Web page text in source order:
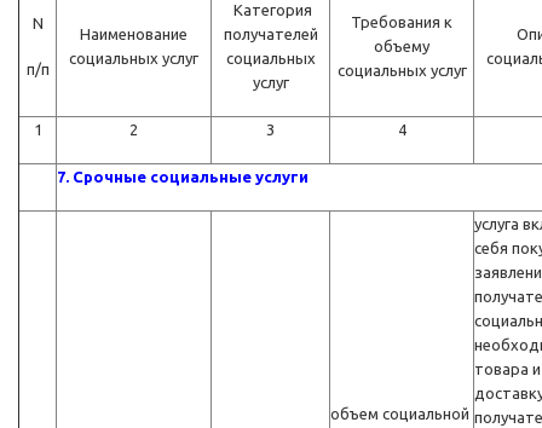
N
п/п
Наименование
социальных услуг
Категория
получателей
социальных
услуг
Требования к
объему
социальных услуг
1 2 3 4
7. Срочные социальные услуги
объем социальной
услуга
себя
товара и